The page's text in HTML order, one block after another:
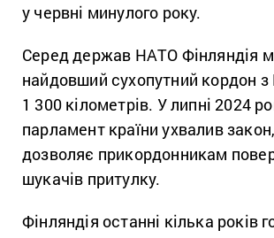
у червні минулого року.
Серед держав НАТО Фінляндія
найдовший сухопутний кордон
1 300 кілометрів. У липні 2024
парламент країни ухвалив
дозволяє прикордонникам
шукачів притулку.
Фінляндія останні кілька років